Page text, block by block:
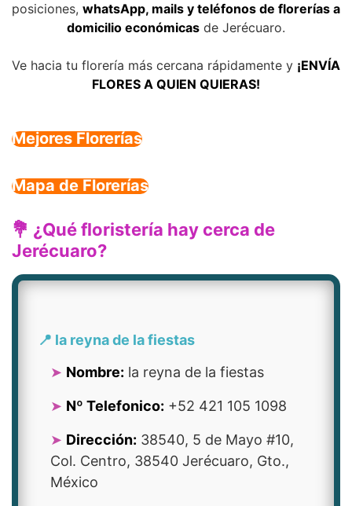
posiciones, whatsApp, mails y teléfonos de florerías a
domicilio económicas de Jerécuaro.
Ve hacia tu florería más cercana rápidamente y ¡ENVÍA
FLORES A QUIEN QUIERAS!
Mejores Florerías
Mapa de Florerías
💐 ¿Qué floristería hay cerca de
Jerécuaro?
📍 la reyna de la fiestas
Nombre: la reyna de la fiestas
Nº Telefonico: +52 421 105 1098
Dirección: 38540, 5 de Mayo #10,
Col. Centro, 38540 Jerécuaro, Gto.,
México